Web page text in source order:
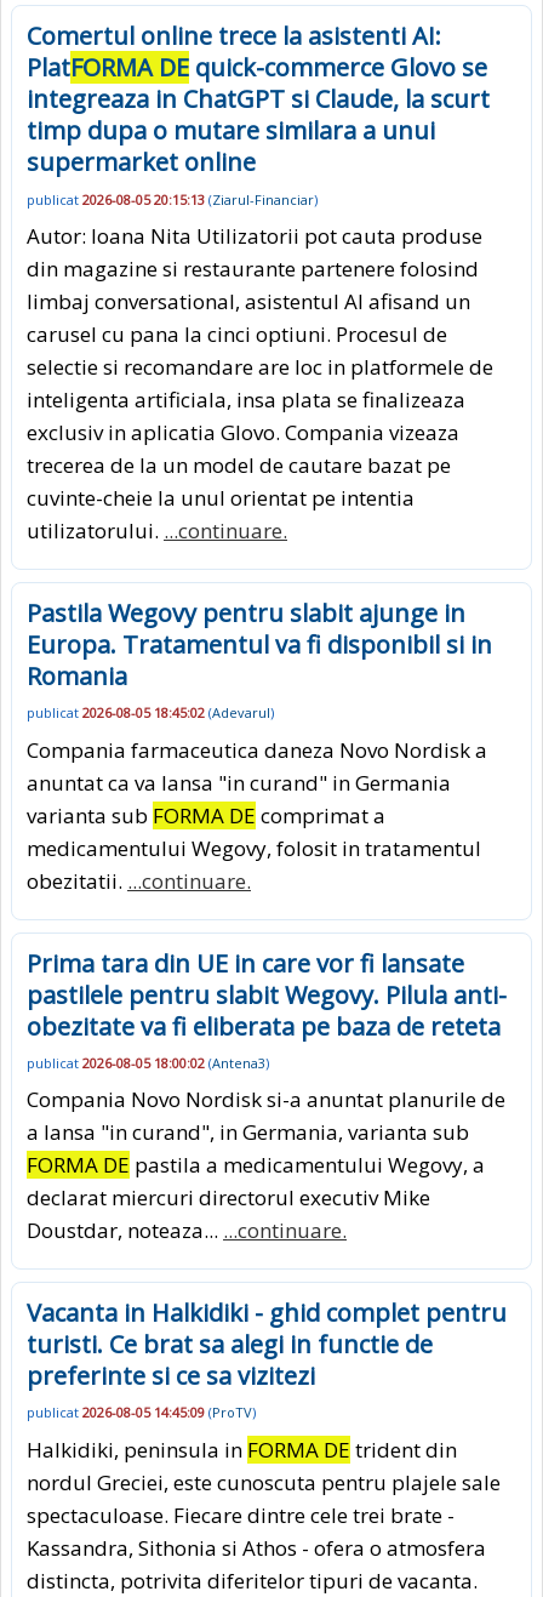
Comertul online trece la asistenti AI:
PlatFORMA DE quick-commerce Glovo se
integreaza in ChatGPT si Claude, la scurt
timp dupa o mutare similara a unui
supermarket online
publicat 2026-08-05 20:15:13 (Ziarul-Financiar)
Autor: Ioana Nita Utilizatorii pot cauta produse
din magazine si restaurante partenere folosind
limbaj conversational, asistentul AI afisand un
carusel cu pana la cinci optiuni. Procesul de
selectie si recomandare are loc in platformele de
inteligenta artificiala, insa plata se finalizeaza
exclusiv in aplicatia Glovo. Compania vizeaza
trecerea de la un model de cautare bazat pe
cuvinte-cheie la unul orientat pe intentia
utilizatorului. ...continuare.
Pastila Wegovy pentru slabit ajunge in
Europa. Tratamentul va fi disponibil si in
Romania
publicat 2026-08-05 18:45:02 (Adevarul)
Compania farmaceutica daneza Novo Nordisk a
anuntat ca va lansa "in curand" in Germania
varianta sub FORMA DE comprimat a
medicamentului Wegovy, folosit in tratamentul
obezitatii. ...continuare.
Prima tara din UE in care vor fi lansate
pastilele pentru slabit Wegovy. Pilula anti-
obezitate va fi eliberata pe baza de reteta
publicat 2026-08-05 18:00:02 (Antena3)
Compania Novo Nordisk si-a anuntat planurile de
a lansa "in curand", in Germania, varianta sub
FORMA DE pastila a medicamentului Wegovy, a
declarat miercuri directorul executiv Mike
Doustdar, noteaza... ...continuare.
Vacanta in Halkidiki - ghid complet pentru
turisti. Ce brat sa alegi in functie de
preferinte si ce sa vizitezi
publicat 2026-08-05 14:45:09 (ProTV)
Halkidiki, peninsula in FORMA DE trident din
nordul Greciei, este cunoscuta pentru plajele sale
spectaculoase. Fiecare dintre cele trei brate -
Kassandra, Sithonia si Athos - ofera o atmosfera
distincta, potrivita diferitelor tipuri de vacanta.